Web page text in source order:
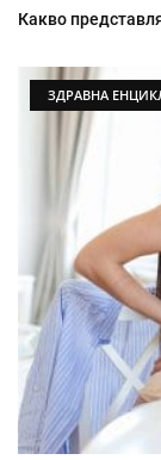
Какво
ЗДРАВНА